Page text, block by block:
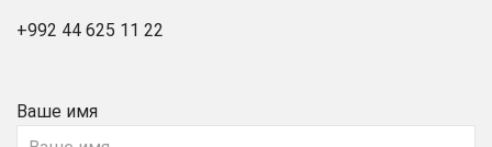
+992 44 625 11 22
Ваше имя